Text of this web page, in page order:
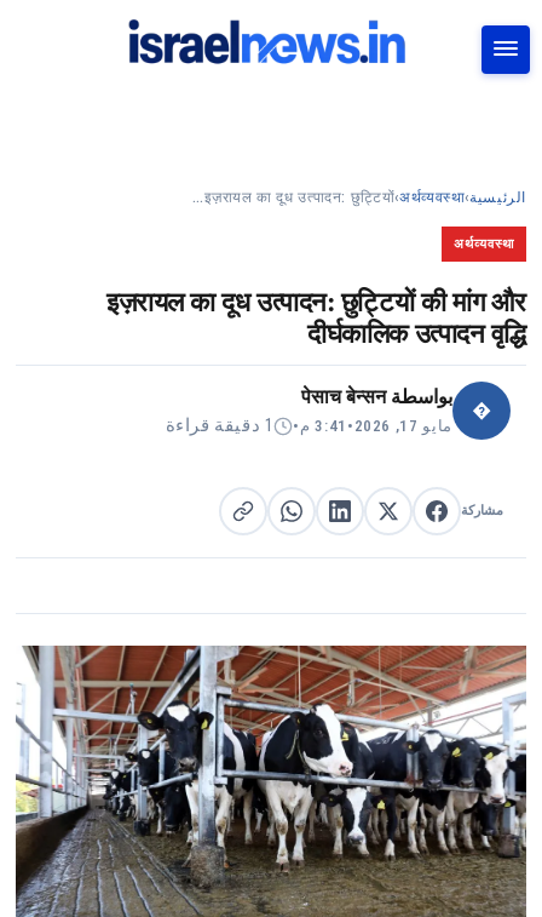
الرئيسية›
अर्थव्यवस्था
›
इज़रायल का दूध उत्पादन: छुट्टियों…
अर्थव्यवस्था
इज़रायल का दूध उत्पादन: छुट्टियों की मांग और
दीर्घकालिक उत्पादन वृद्धि
�
بواسطةपेसाच बेन्सन
مايو 17, 2026 • 3:41 م • 1 دقيقة قراءة
مشاركة مشاركة على فيسبوك
مشاركة على Xمشاركة على لينكد إن
مشاركة على واتساب
نسخ الرابط